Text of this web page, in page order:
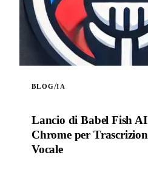
BLOG/IA
Lancio di Babel Fish AI
Chrome per
Vocale